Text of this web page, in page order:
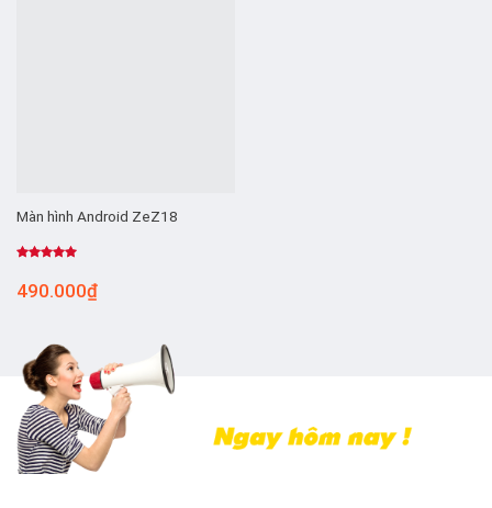
Màn hình Android ZeZ18
hạng 5.00
5 sao
490.000₫